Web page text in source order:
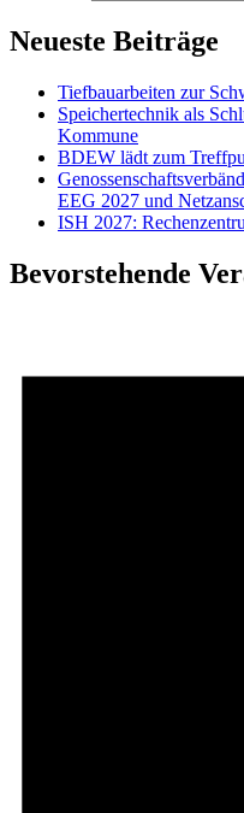
Neueste Beiträge
Tiefbauarbeiten zur
Speichertechnik als
Kommune
BDEW lädt zum
EEG 2027 und
ISH 2027:
Bevorstehende